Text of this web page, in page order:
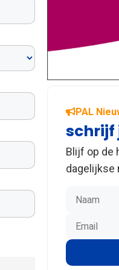
PAL
schrijf
Blijf op de
dagelijkse